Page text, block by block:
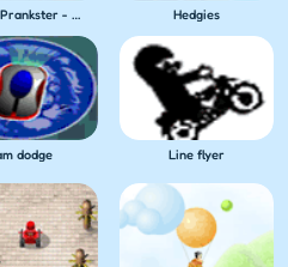
Bad Cat Prankster - Mom's Return Hedgies
dodge Line flyer